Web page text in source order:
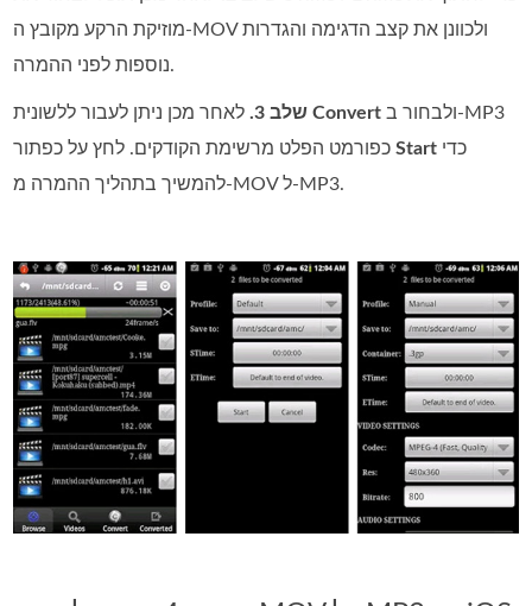
מוזיקת הרקע מקובץ ה‑MOV ולכוונן את קצב הדגימה והגדרות
נוספות לפני ההמרה.
שלב 3. לאחר מכן ניתן לעבור ללשוניתConvert
כפורמט הפלט מרשימת הקודקים. לחץ על כפתורStart
להמשיך בתהליך ההמרה מ‑MOV ל‑MP3.